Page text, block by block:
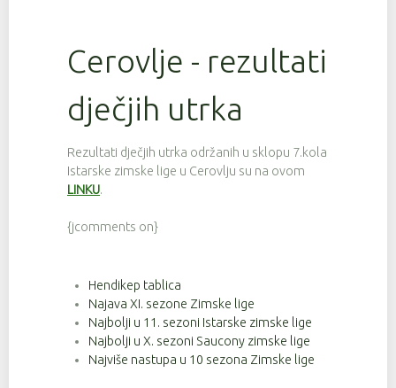
Cerovlje - rezultati
dječjih utrka
Rezultati dječjih utrka održanih u sklopu 7.kola
Istarske zimske lige u Cerovlju su na ovom
LINKU.
{jcomments on}
Hendikep tablica
Najava XI. sezone Zimske lige
Najbolji u 11. sezoni Istarske zimske lige
Najbolji u X. sezoni Saucony zimske lige
Najviše nastupa u 10 sezona Zimske lige